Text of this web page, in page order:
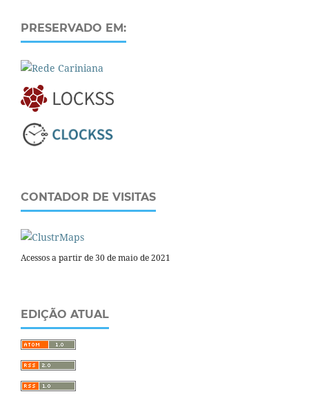
PRESERVADO EM:
CONTADOR DE VISITAS
Acessos a partir de 30 de maio de 2021
EDIÇÃO ATUAL